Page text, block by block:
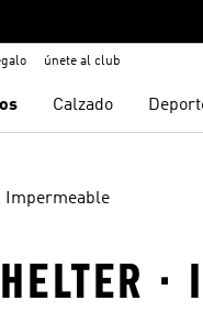
únete al club
Calzado
Impermeable